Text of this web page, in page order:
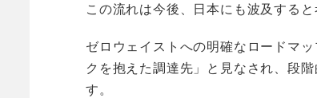
この流れは今後、日本にも波及すると
ゼロウェイストへの明確なロードマ
クを抱えた調達先」と見なされ、段
す。